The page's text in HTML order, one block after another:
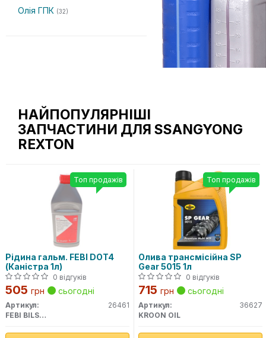
Олія ГПК (32)
НАЙПОПУЛЯРНІШІ
ЗАПЧАСТИНИ ДЛЯ SSANGYONG
REXTON
Рідина гальм. FEBI DOT4
(Каністра 1л)
0 відгуків
505 грн сьогодні
Артикул:
26461
FEBI BILSTEIN
Топ продажів
Олива трансмісійна SP
Gear 5015 1л
0 відгуків
715 грн сьогодні
Артикул:
36627
KROON OIL
Топ продажів